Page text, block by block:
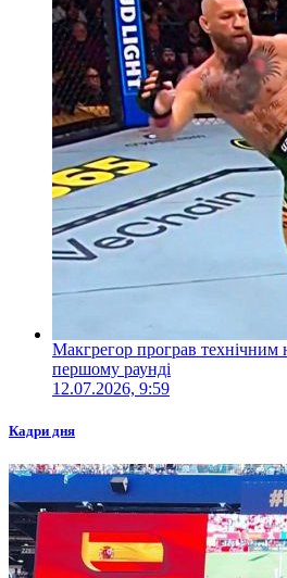
Макгрегор програв технічним
першому раунді
12.07.2026, 9:59
Кадри дня